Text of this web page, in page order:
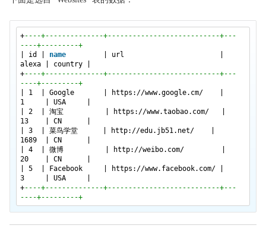
SQL FOREIGN KEY
SQL CHECK
SQL DEFAULT
SQL CREATE INDEX
SQL DROP
SQL ALTER TABLE
SQL AUTO INCREMENT
SQL 视图
SQL 日期
SQL NULL 值
SQL NULL 函数
SQL 通用数据类型
SQL DB 数据类型
+----+--------------+---------------------------+---
----+---------+
| id | name
| url |
alexa | country |
+----+--------------+---------------------------+---
----+---------+
| 1 | Google |
https://www.google.cm/
1 | USA |
| 2 | 淘宝 |
https://www.taobao.com/
13 | CN |
| 3 | 菜鸟学堂 |
http://edu.jb51.net/
1689 | CN |
| 4 | 微博 |
http://weibo.com/
20 | CN |
| 5 | Facebook |
https://www.facebook.com/
3 | USA |
+----+--------------+---------------------------+---
----+---------+